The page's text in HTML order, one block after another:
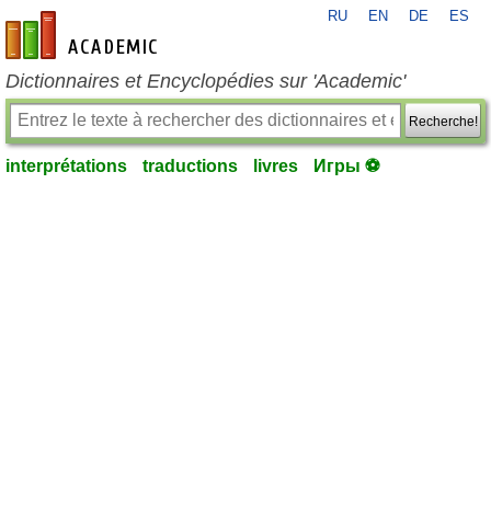
fr-academic.com
RU EN DE ES
Dictionnaires et Encyclopédies sur 'Academic'
Recherche!
interprétations traductions livres Игры ⚽